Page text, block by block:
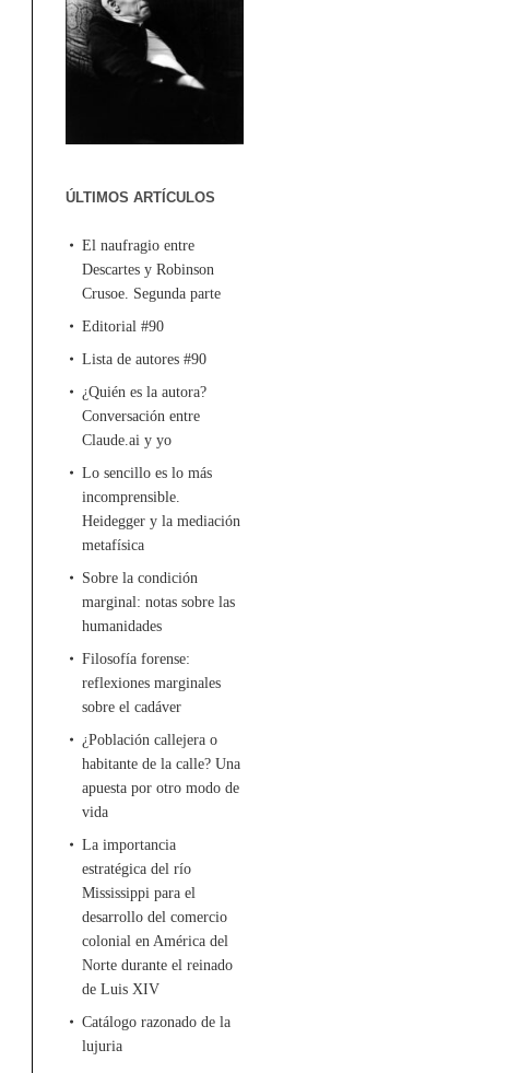
ÚLTIMOS ARTÍCULOS
El naufragio entre
Descartes y Robinson
Crusoe. Segunda parte
Editorial #90
Lista de autores #90
¿Quién es la autora?
Conversación entre
Claude.ai y yo
Lo sencillo es lo más
incomprensible.
Heidegger y la mediación
metafísica
Sobre la condición
marginal: notas sobre las
humanidades
Filosofía forense:
reflexiones marginales
sobre el cadáver
¿Población callejera o
habitante de la calle? Una
apuesta por otro modo de
vida
La importancia
estratégica del río
Mississippi para el
desarrollo del comercio
colonial en América del
Norte durante el reinado
de Luis XIV
Catálogo razonado de la
lujuria